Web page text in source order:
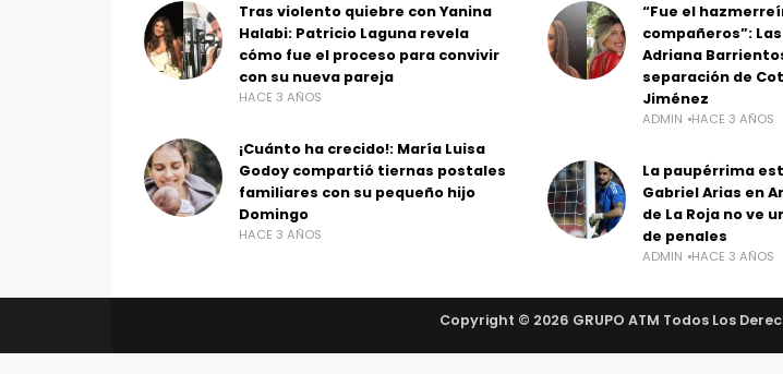
Tras violento quiebre con Yanina
Halabi: Patricio Laguna revela
cómo fue el proceso para convivir
con su nueva pareja
HACE 3 AÑOS
¡Cuánto ha crecido!: María Luisa
Godoy compartió tiernas postales
familiares con su pequeño hijo
Domingo
HACE 3 AÑOS
“Fue el
compañeros”:
Adriana
separación de
Jiménez
ADMIN HACE 3 AÑOS
La paupérrima
Gabriel Arias en
de La Roja no ve
de penales
ADMIN HACE 3 AÑOS
Copyright © 2026 GRUPO ATM Todos Los